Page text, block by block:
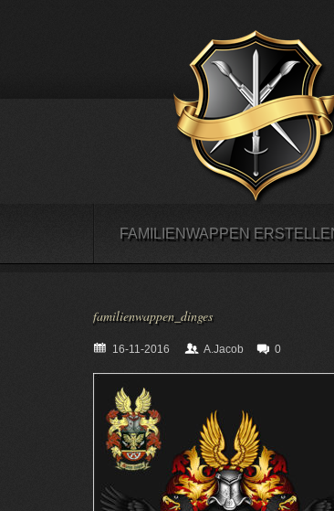
FAMILIENWAPPEN
familienwappen_dinges
16-11-2016 A.Jacob 0